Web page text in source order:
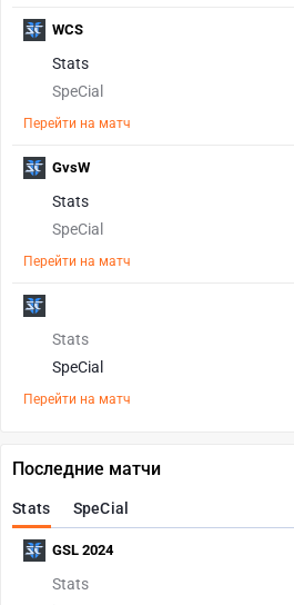
Stats
SpeCial
Перейти на матч
WCS
Stats
SpeCial
Перейти на матч
GvsW
Stats
SpeCial
Перейти на матч
Последние матчи
Stats SpeCial
Stats
GSL 2024